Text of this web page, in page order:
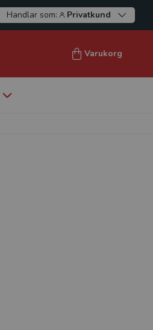
Handlar som: Privatkund
Varukorg